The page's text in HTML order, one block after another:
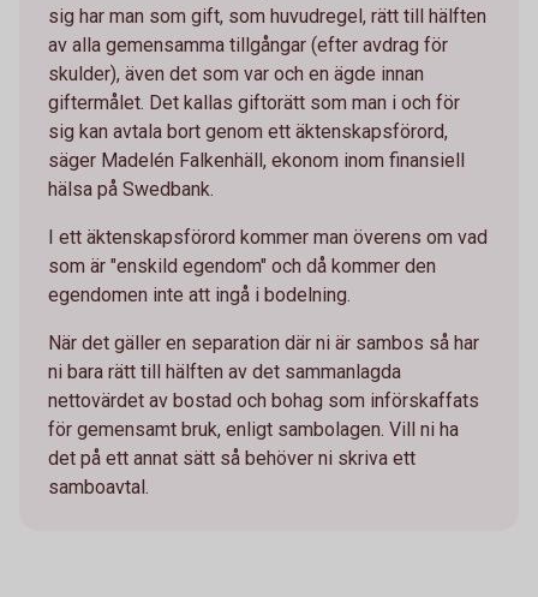
sig har man som gift, som huvudregel, rätt till hälften
av alla gemensamma tillgångar (efter avdrag för
skulder), även det som var och en ägde innan
giftermålet. Det kallas giftorätt som man i och för
sig kan avtala bort genom ett äktenskapsförord,
säger Madelén Falkenhäll, ekonom inom finansiell
hälsa på Swedbank.
I ett äktenskapsförord kommer man överens om vad
som är "enskild egendom" och då kommer den
egendomen inte att ingå i bodelning.
När det gäller en separation där ni är sambos så har
ni bara rätt till hälften av det sammanlagda
nettovärdet av bostad och bohag som införskaffats
för gemensamt bruk, enligt sambolagen. Vill ni ha
det på ett annat sätt så behöver ni skriva ett
samboavtal.